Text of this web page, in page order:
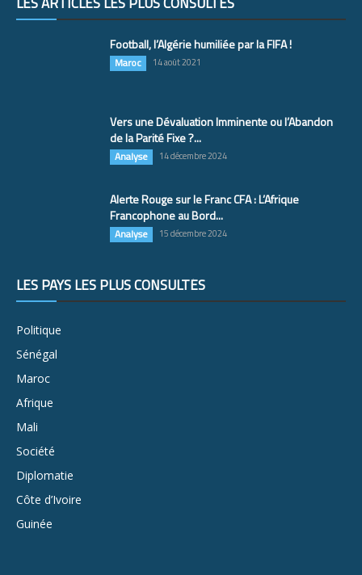
Football, l’Algérie humiliée par la FIFA !
Maroc 14 août 2021
Vers une Dévaluation Imminente ou l’Abandon
de la Parité Fixe ?...
Analyse 14 décembre 2024
Alerte Rouge sur le Franc CFA : L’Afrique
Francophone au Bord...
Analyse 15 décembre 2024
LES PAYS LES PLUS CONSULTÉS
Politique
Sénégal
Maroc
Afrique
Mali
Société
Diplomatie
Côte d’Ivoire
Guinée